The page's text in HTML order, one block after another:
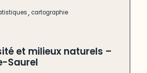
, cartographie
et milieux naturels –
Saurel